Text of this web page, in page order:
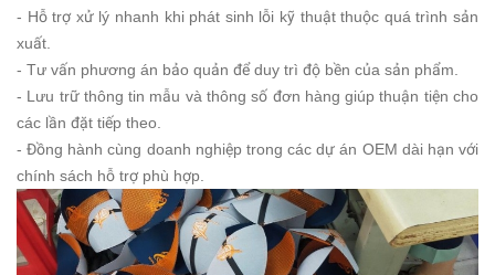
- Hỗ trợ xử lý nhanh khi phát sinh lỗi kỹ thuật thuộc quá trình sản
xuất.
- Tư vấn phương án bảo quản để duy trì độ bền của sản phẩm.
- Lưu trữ thông tin mẫu và thông số đơn hàng giúp thuận tiện cho
các lần đặt tiếp theo.
- Đồng hành cùng doanh nghiệp trong các dự án OEM dài hạn với
chính sách hỗ trợ phù hợp.